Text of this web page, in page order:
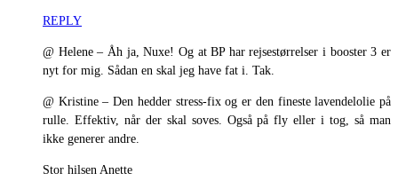
REPLY
@ Helene – Åh ja, Nuxe! Og at BP har rejsestørrelser i booster 3 er
nyt for mig. Sådan en skal jeg have fat i. Tak.
@ Kristine – Den hedder stress-fix og er den fineste lavendelolie på
rulle. Effektiv, når der skal soves. Også på fly eller i tog, så man
ikke generer andre.
Stor hilsen Anette